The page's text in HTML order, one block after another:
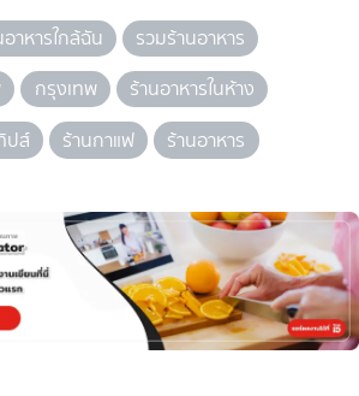
อาหารใกล้ฉัน
รวมร้านอาหาร
กรุงเทพ
ร้านอาหารในห้าง
ปส์ ร้านกาแฟ ร้านอาหาร